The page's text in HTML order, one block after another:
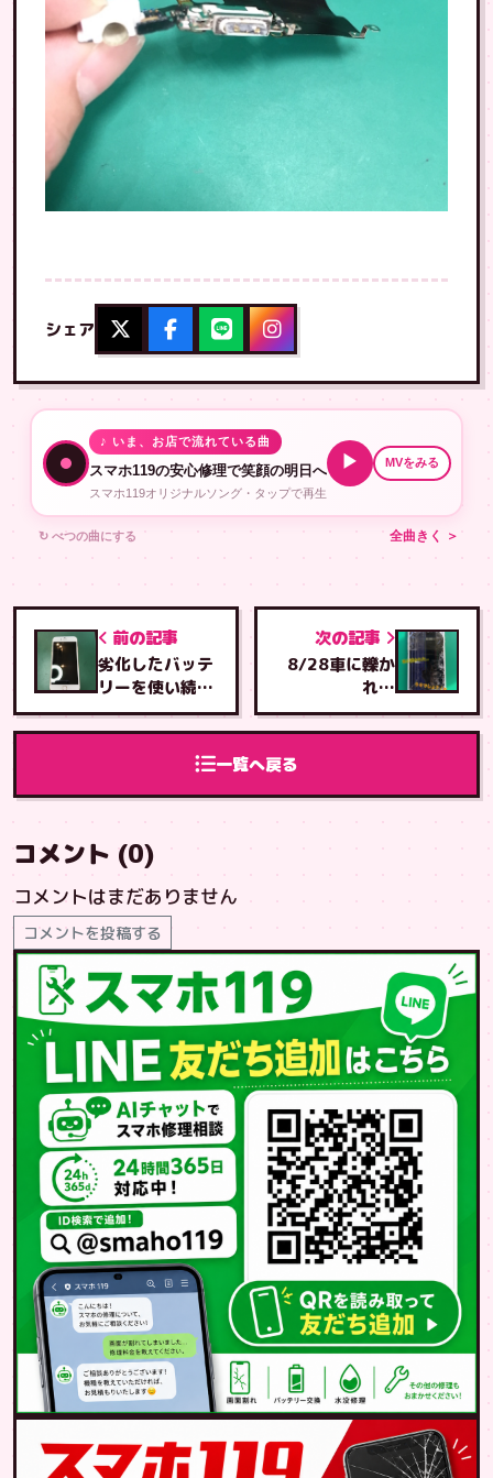
シェア
♪ いま、お店で流れている曲
スマホ119の安心修理で笑顔の明日へ
スマホ119オリジナルソング・タップで再生
▶ MVをみる
↻ べつの曲にする 全曲きく ＞
前の記事
劣化したバッテ
リーを使い続け
ると・・
一覧へ戻る
次の記事
8/28車に轢か
れた
iPhone6s・・
。
コメント (0)
コメントはまだありません
コメントを投稿する